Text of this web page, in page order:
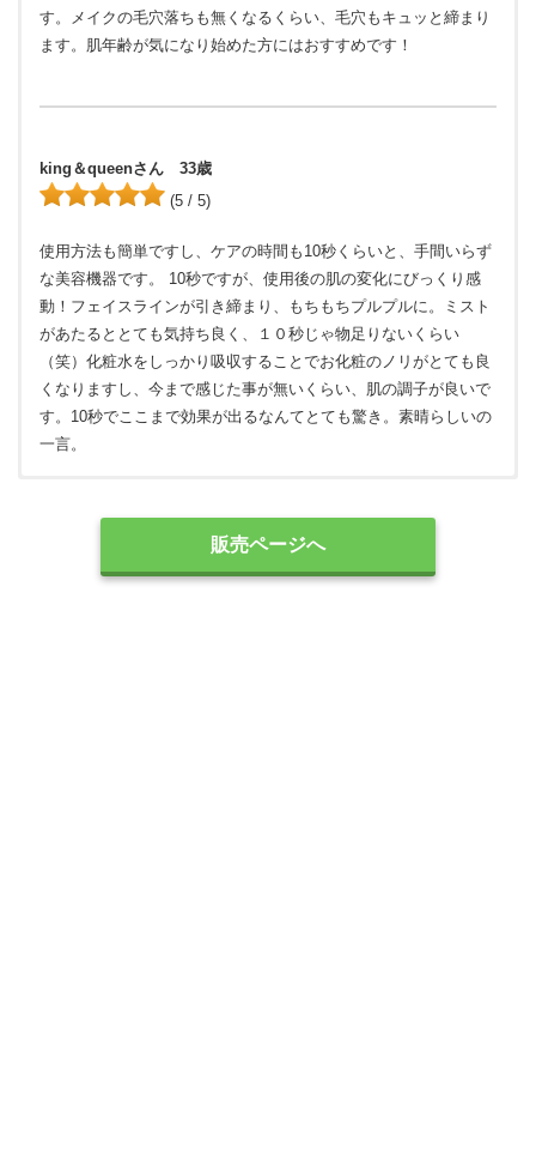
す。メイクの毛穴落ちも無くなるくらい、毛穴もキュッと締まり
ます。肌年齢が気になり始めた方にはおすすめです！
king＆queenさん 33歳
(5 / 5)
使用方法も簡単ですし、ケアの時間も10秒くらいと、手間いらず
な美容機器です。 10秒ですが、使用後の肌の変化にびっくり感
動！フェイスラインが引き締まり、もちもちプルプルに。ミスト
があたるととても気持ち良く、１０秒じゃ物足りないくらい
（笑）化粧水をしっかり吸収することでお化粧のノリがとても良
くなりますし、今まで感じた事が無いくらい、肌の調子が良いで
す。10秒でここまで効果が出るなんてとても驚き。素晴らしいの
一言。
(1 / 5)
運が悪かったようですが…。商品が届き使ってみたところガスし
販売ページへ